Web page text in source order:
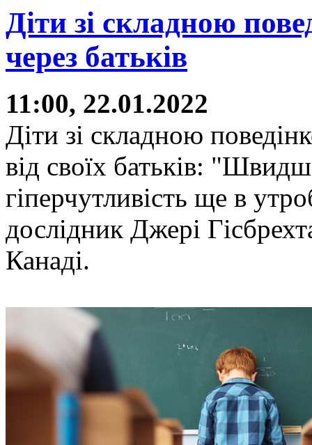
Діти зі складною
через батьків
11:00, 22.01.2022
Діти зі складною
від своїх батьків:
гіперчутливість ще в
дослідник Джері
Канаді.